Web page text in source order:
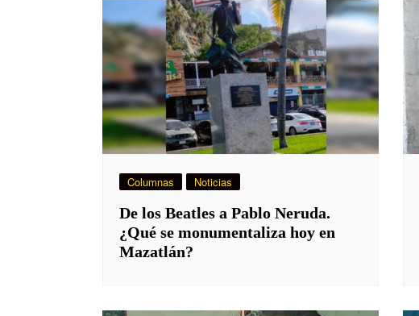
Columnas Noticias
De los Beatles a Pablo Neruda.
¿Qué se monumentaliza hoy en
Mazatlán?